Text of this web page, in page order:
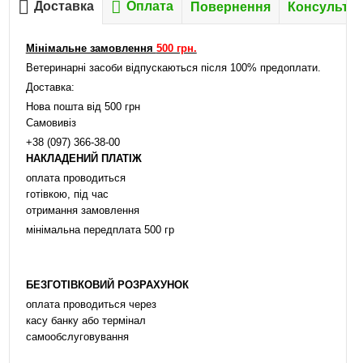
Доставка Оплата Повернення
Мінімальне замовлення 500 грн.
Ветеринарні засоби відпускаються після 100% предоплати.
Доставка:
Нова пошта від 500 грн
Самовивіз
+38 (097) 366-38-00
НАКЛАДЕНИЙ ПЛАТІЖ
оплата проводиться
готівкою, під час
отримання замовлення
мінімальна передплата 500 гр
БЕЗГОТІВКОВИЙ РОЗРАХУНОК
оплата проводиться через
касу банку або термінал
самообслуговування